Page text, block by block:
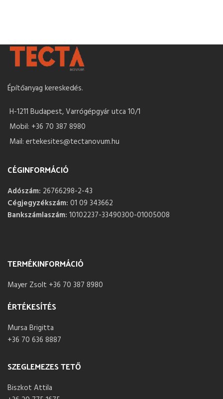
Építőanyag kereskedés.
H-1211 Budapest, Varrógépgyár utca 10/1
Mobil: +36 70 387 8980
Mail: ertekesites@tectanovum.hu
CÉGINFORMÁCIÓ
Adószám: 26766298-2-43
Cégjegyzékszám: 01 09 343662
Bankszámlaszám: 10102237-33490300-01005008
TERMÉKINFORMÁCIÓ
Mayer Zsolt +36 70 387 8980
ÉRTÉKESÍTÉS
Mursa Brigitta
+36 70 636 8887
SZEGLEMEZES TETŐ
Biszkot Attila